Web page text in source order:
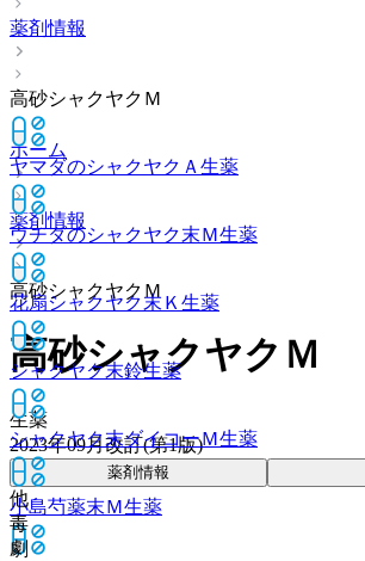
薬剤情報
高砂シャクヤクＭ
ヤマダのシャクヤクＡ 生薬
ウチダのシャクヤク末Ｍ生薬
花扇シャクヤク末Ｋ 生薬
シャクヤク末鈴生薬
シャクヤク末ダイコーＭ生薬
小島芍薬末Ｍ生薬
ホーム
薬剤情報
高砂シャクヤクＭ
高砂シャクヤクＭ
生薬
2023年09月改訂(第1版)
薬剤情報
他
毒
劇